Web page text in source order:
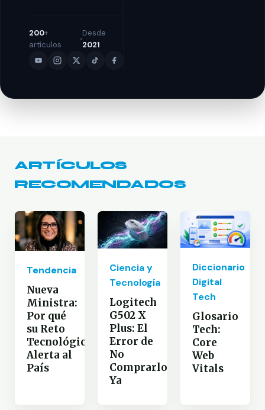
200+
artículos
Desde
2021
ARTÍCULOS
RECOMENDADOS
Tendencia
Nueva
Ministra:
Por qué
su Reto
Tecnológico
Alerta al
País
Ciencia y
Tecnología
Logitech
G502 X
Plus: El
Error de
No
Comprarlo
Ya
Diccionario
Digital
Tech
Glosario
Tech:
Core
Web
Vitals